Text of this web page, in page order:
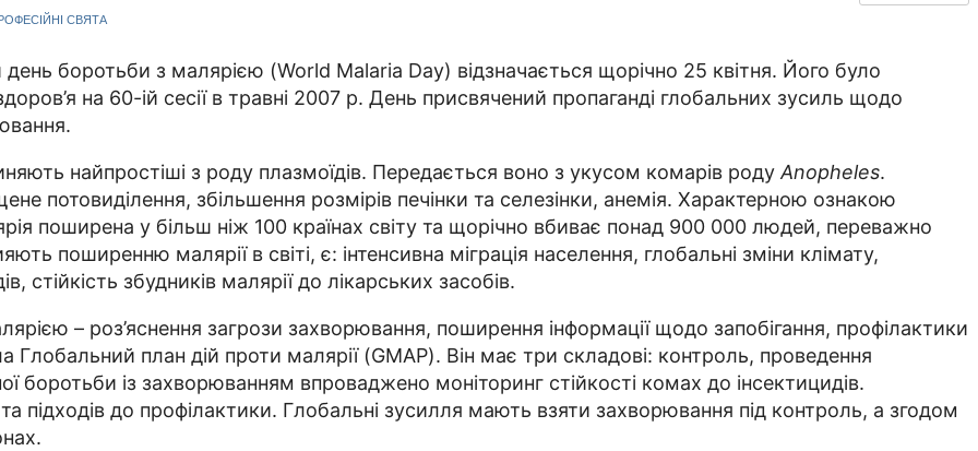
СВЯТА
день боротьби з малярією (World Malaria Day) відзначається щорічно 25 квітня. Його було
на 60-ій сесії в травні 2007 р. День присвячений пропаганді глобальних зусиль щодо
найпростіші з роду плазмоїдів. Передається воно з укусом комарів родуAnopheles.
потовиділення, збільшення розмірів печінки та селезінки, анемія. Характерною ознакою
поширена у більш ніж 100 країнах світу та щорічно вбиває понад 900 000 людей, переважно
поширенню малярії в світі, є: інтенсивна міграція населення, глобальні зміни клімату,
стійкість збудників малярії до лікарських засобів.
– роз’яснення загрози захворювання, поширення інформації щодо запобігання, профілактики
план дій проти малярії (GMAP). Він має три складові: контроль, проведення
боротьби із захворюванням впроваджено моніторинг стійкості комах до інсектицидів.
підходів до профілактики. Глобальні зусилля мають взяти захворювання під контроль, а згодом